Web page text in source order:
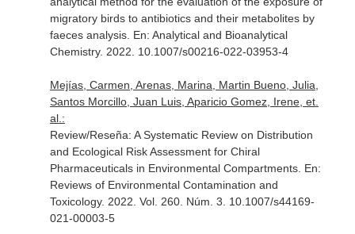
migratory birds to antibiotics and their metabolites by
faeces analysis. En: Analytical and Bioanalytical
Chemistry. 2022. 10.1007/s00216-022-03953-4
Mejías, Carmen, Arenas, Marina, Martin Bueno, Julia,
Santos Morcillo, Juan Luis, Aparicio Gomez, Irene, et.
al.:
Review/Reseña: A Systematic Review on Distribution
and Ecological Risk Assessment for Chiral
Pharmaceuticals in Environmental Compartments. En:
Reviews of Environmental Contamination and
Toxicology. 2022. Vol. 260. Núm. 3. 10.1007/s44169-
021-00003-5